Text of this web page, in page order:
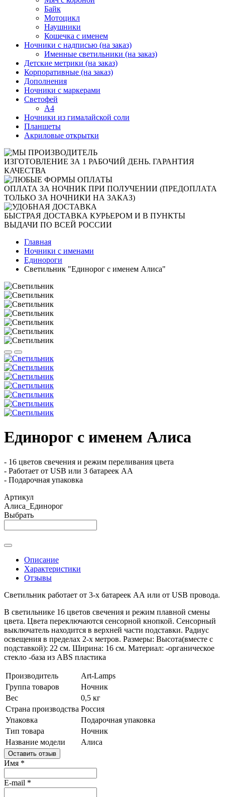
Байк
Мотоцикл
Наушники
Кошечка с именем
Ночники с надписью (на заказ)
Именные светильники (на заказ)
Детские метрики (на заказ)
Корпоративные (на заказ)
Дополнения
Ночники с маркерами
Светофей
А4
Ночники из гималайской соли
Планшеты
Акриловые открытки
ИЗГОТОВЛЕНИЕ ЗА 1 РАБОЧИЙ ДЕНЬ. ГАРАНТИЯ
КАЧЕСТВА
ОПЛАТА ЗА НОЧНИК ПРИ ПОЛУЧЕНИИ (ПРЕДОПЛАТА
ТОЛЬКО ЗА НОЧНИКИ НА ЗАКАЗ)
БЫСТРАЯ ДОСТАВКА КУРЬЕРОМ И В ПУНКТЫ
ВЫДАЧИ ПО ВСЕЙ РОССИИ
Главная
Ночники с именами
Единороги
Светильник "Единорог с именем Алиса"
Единорог с именем Алиса
- 16 цветов свечения и режим переливания цвета
- Работает от USB или 3 батареек АА
- Подарочная упаковка
Артикул
Алиса_Единорог
Выбрать
Описание
Характеристики
Отзывы
Светильник работает от 3-х батареек АА или от USB провода.
В светильнике 16 цветов свечения и режим плавной смены
цвета. Цвета переключаются сенсорной кнопкой. Сенсорный
выключатель находится в верхней части подставки. Радиус
освещения в пределах 2-х метров. Размеры: Высота(вместе с
подставкой): 22 см. Ширина: 16 см. Материал: -органическое
стекло -база из ABS пластика
Производитель
Art-Lamps
Группа товаров
Ночник
Вес
0,5 кг
Страна производства Россия
Упаковка
Подарочная упаковка
Тип товара
Ночник
Название модели
Алиса
Оставить отзыв
Имя *
E-mail *